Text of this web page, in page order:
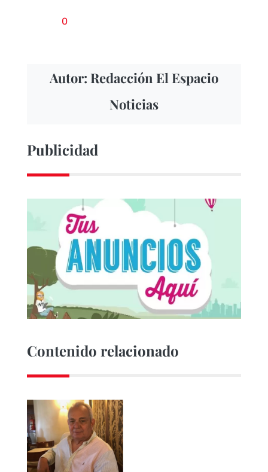
0
Autor: Redacción El Espacio
Noticias
Publicidad
Contenido relacionado